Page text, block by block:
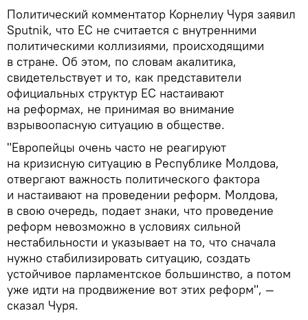
Политический комментатор Корнелиу Чуря заявил
Sputnik, что ЕС не считается с внутренними
политическими коллизиями, происходящими
в стране. Об этом, по словам акалитика,
свидетельствует и то, как представители
официальных структур ЕС настаивают
на реформах, не принимая во внимание
взрывоопасную ситуацию в обществе.
"Европейцы очень часто не реагируют
на кризисную ситуацию в Республике Молдова,
отвергают важность политического фактора
и настаивают на проведении реформ. Молдова,
в свою очередь, подает знаки, что проведение
реформ невозможно в условиях сильной
нестабильности и указывает на то, что сначала
нужно стабилизировать ситуацию, создать
устойчивое парламентское большинство, а потом
уже идти на продвижение вот этих реформ", —
сказал Чуря.